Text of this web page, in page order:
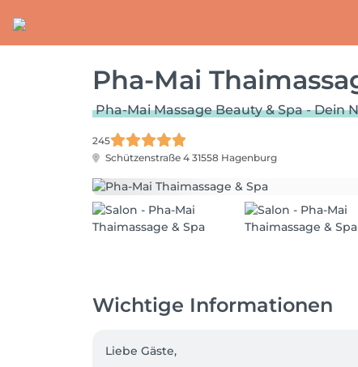
Pha-Mai
Pha-Mai Massage Beauty & Spa -
245
Schützenstraße 4 31558 Hagenburg
Wichtige Informationen
Liebe Gäste,